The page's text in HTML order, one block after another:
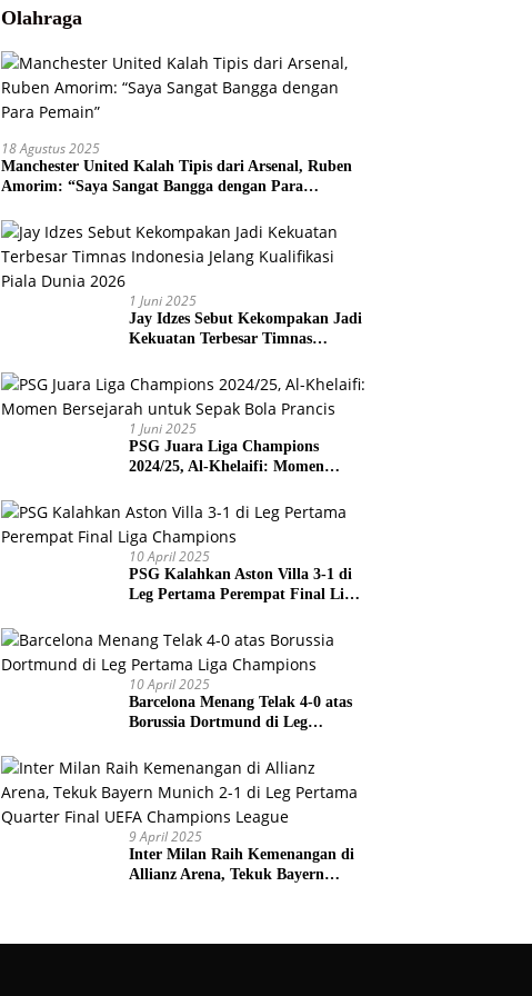
Olahraga
18 Agustus 2025
Manchester United Kalah Tipis dari Arsenal, Ruben
Amorim: “Saya Sangat Bangga dengan Para
1 Juni 2025
Jay Idzes Sebut Kekompakan Jadi
Kekuatan Terbesar Timnas
Dunia 2026
1 Juni 2025
PSG Juara Liga Champions
2024/25, Al-Khelaifi: Momen
Prancis
10 April 2025
PSG Kalahkan Aston Villa 3-1 di
Leg Pertama Perempat Final Liga
10 April 2025
Barcelona Menang Telak 4-0 atas
Borussia Dortmund di Leg
9 April 2025
Inter Milan Raih Kemenangan di
Allianz Arena, Tekuk Bayern